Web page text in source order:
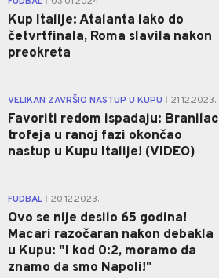
Kup Italije: Atalanta lako do
četvrtfinala, Roma slavila nakon
preokreta
VELIKAN ZAVRŠIO NASTUP U KUPU 21.12.2023.
Favoriti redom ispadaju: Branilac
trofeja u ranoj fazi okončao
nastup u Kupu Italije! (VIDEO)
FUDBAL 20.12.2023.
Ovo se nije desilo 65 godina!
Macari razočaran nakon debakla
u Kupu: "I kod 0:2, moramo da
znamo da smo Napoli!"